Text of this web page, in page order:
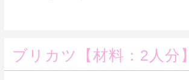
ブリカツ【材料：2人分】